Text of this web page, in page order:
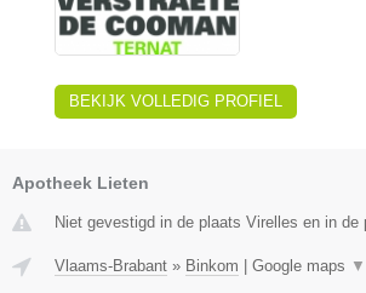
BEKIJK VOLLEDIG PROFIEL
Apotheek Lieten
Niet gevestigd in de plaats Virelles en in de
Vlaams-Brabant » Binkom Google maps ▼